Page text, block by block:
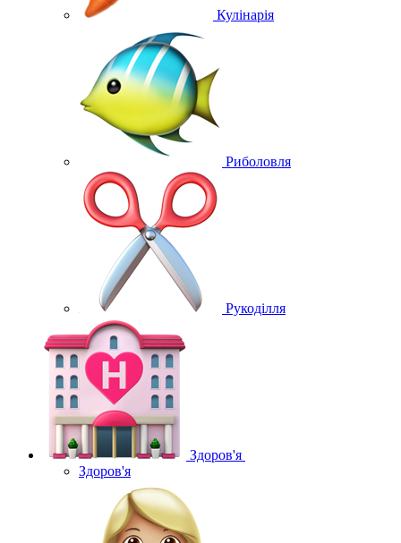
Кулінарія
Риболовля
Рукоділля
Здоров'я
Здоров'я